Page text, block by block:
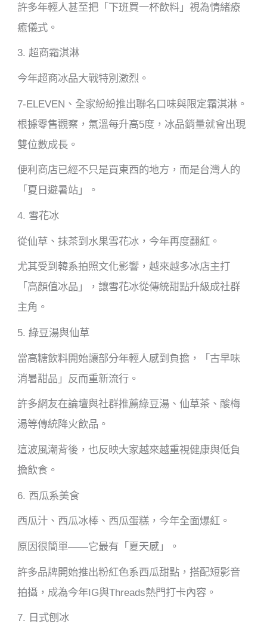
許多年輕人甚至把「下班買一杯飲料」視為情緒療
癒儀式。
3. 超商霜淇淋
今年超商冰品大戰特別激烈。
7-ELEVEN、全家紛紛推出聯名口味與限定霜淇淋。
根據零售觀察，氣溫每升高5度，冰品銷量就會出現
雙位數成長。
便利商店已經不只是買東西的地方，而是台灣人的
「夏日避暑站」。
4. 雪花冰
從仙草、抹茶到水果雪花冰，今年再度翻紅。
尤其受到韓系拍照文化影響，越來越多冰店主打
「高顏值冰品」，讓雪花冰從傳統甜點升級成社群
主角。
5. 綠豆湯與仙草
當高糖飲料開始讓部分年輕人感到負擔，「古早味
消暑甜品」反而重新流行。
許多網友在論壇與社群推薦綠豆湯、仙草茶、酸梅
湯等傳統降火飲品。
這波風潮背後，也反映大家越來越重視健康與低負
擔飲食。
6. 西瓜系美食
西瓜汁、西瓜冰棒、西瓜蛋糕，今年全面爆紅。
原因很簡單——它最有「夏天感」。
許多品牌開始推出粉紅色系西瓜甜點，搭配短影音
拍攝，成為今年IG與Threads熱門打卡內容。
7. 日式刨冰